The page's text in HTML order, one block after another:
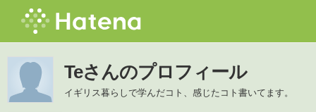
Teさんのプロフィール
イギリス暮らしで学んだコト、感じたコト書いてます。